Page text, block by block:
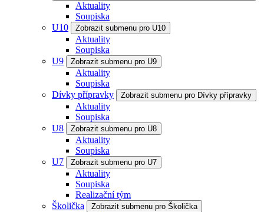
Aktuality
Soupiska
U10
Zobrazit submenu pro U10
Aktuality
Soupiska
U9
Zobrazit submenu pro U9
Aktuality
Soupiska
Dívky přípravky
Zobrazit submenu pro Dívky přípravky
Aktuality
Soupiska
U8
Zobrazit submenu pro U8
Aktuality
Soupiska
U7
Zobrazit submenu pro U7
Aktuality
Soupiska
Realizační tým
Školička
Zobrazit submenu pro Školička